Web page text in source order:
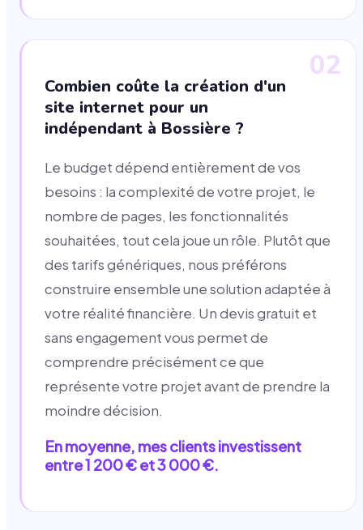
02
Combien coûte la création d'un
site internet pour un
indépendant à Bossière ?
Le budget dépend entièrement de vos
besoins : la complexité de votre projet, le
nombre de pages, les fonctionnalités
souhaitées, tout cela joue un rôle. Plutôt que
des tarifs génériques, nous préférons
construire ensemble une solution adaptée à
votre réalité financière. Un devis gratuit et
sans engagement vous permet de
comprendre précisément ce que
représente votre projet avant de prendre la
moindre décision.
En moyenne, mes clients investissent
entre 1 200 € et 3 000 €.